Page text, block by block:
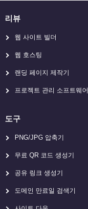
리뷰
웹 사이트 빌더
웹 호스팅
랜딩 페이지 제작기
프로젝트 관리 소프트웨어
도구
PNG/JPG 압축기
무료 QR 코드 생성기
공유 링크 생성기
도메인 만료일 검색기